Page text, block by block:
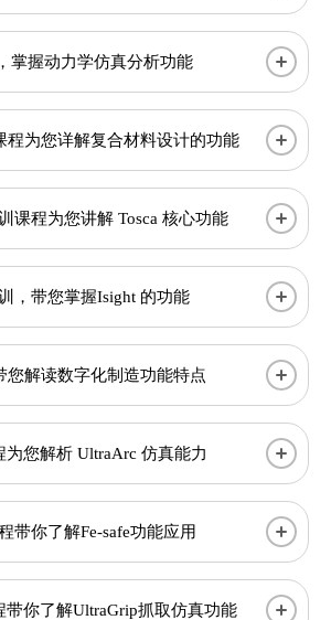
掌握动力学仿真分析功能
程为您详解复合材料设计的功能
课程为您讲解 Tosca 核心功能
，带您掌握Isight 的功能
您解读数字化制造功能特点
您解析 UltraArc 仿真能力
带你了解Fe-safe功能应用
你了解UltraGrip抓取仿真功能